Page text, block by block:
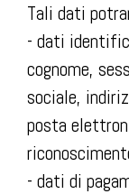
Tali dati
- dati
cognome,
sociale,
posta
- dati di